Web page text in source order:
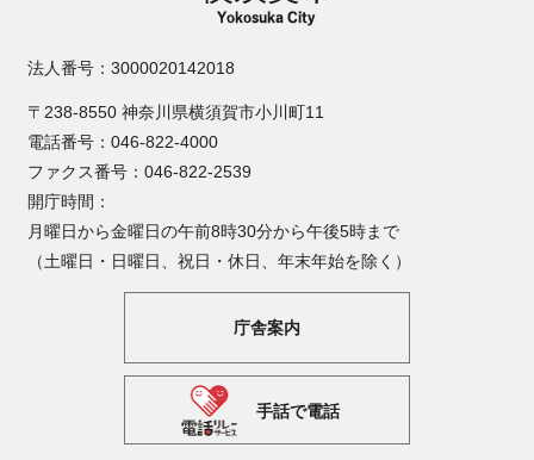
法人番号：3000020142018
〒238-8550 神奈川県横須賀市小川町11
電話番号：046-822-4000
ファクス番号：046-822-2539
開庁時間：
月曜日から金曜日の午前8時30分から午後5時まで
（土曜日・日曜日、祝日・休日、年末年始を除く）
庁舎案内
手話で電話